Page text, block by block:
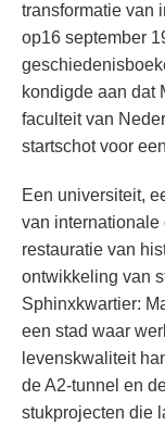
transformatie van
op16 september
kondigde aan dat
faculteit van
startschot voor
Een universiteit,
van internationale
restauratie van
ontwikkeling van
Sphinxkwartier:
een stad waar
levenskwaliteit
de A2-tunnel en
stukprojecten die